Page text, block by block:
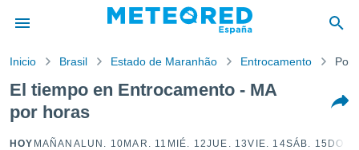
por
para
la
calidad.
Inicio Brasil Estado de Maranhão Entrocamento Por
El tiempo en Entrocamento - MA
por horas
HOY MAÑANA LUN. 10 MAR. 11 MIÉ. 12JUE. 13VIE. 14SÁB. 15